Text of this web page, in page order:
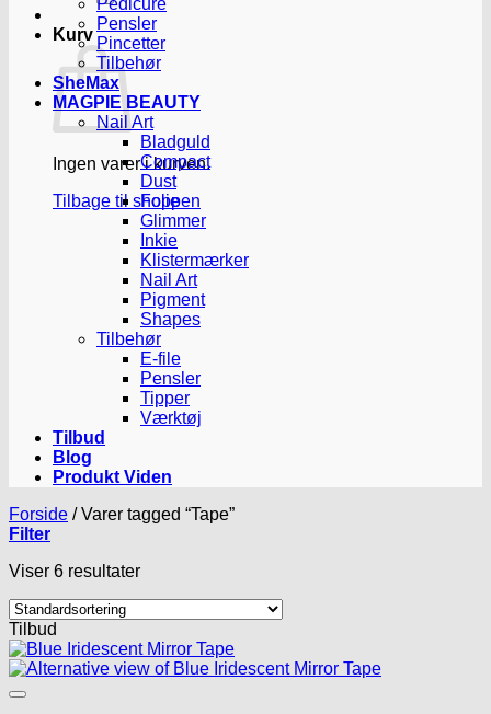
Kurv
Ingen varer i kurven.
Tilbage til shoppen
Pedicure
Pensler
Pincetter
Tilbehør
SheMax
MAGPIE BEAUTY
Nail Art
Bladguld
Compact
Dust
Folie
Glimmer
Inkie
Klistermærker
Nail Art
Pigment
Shapes
Tilbehør
E-file
Pensler
Tipper
Værktøj
Tilbud
Blog
Produkt Viden
Forside /Varer tagged “Tape”
Filter
Viser 6 resultater
Tilbud